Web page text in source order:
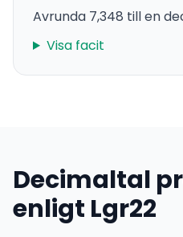
Avrunda 7,348 till en
Visa facit
Decimaltal
enligt Lgr22